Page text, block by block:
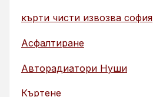
кърти чисти извозва софия
Асфалтиране
Авторадиатори Нуши
Къртене